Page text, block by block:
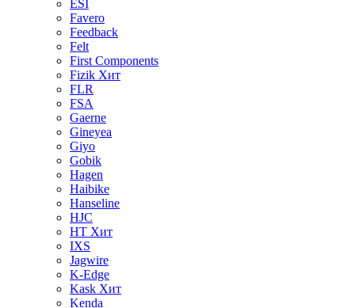
ESI
Favero
Feedback
Felt
First Components
Fizik Хит
FLR
FSA
Gaerne
Gineyea
Giyo
Gobik
Hagen
Haibike
Hanseline
HJC
HT Хит
IXS
Jagwire
K-Edge
Kask Хит
Kenda